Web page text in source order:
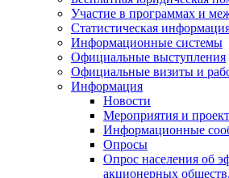
Участие в программах и
Статистическая
Информационные системы
Официальные выступления
Официальные визиты и
Информация
Новости
Мероприятия и
Информационные
Опросы
Опрос населения об
акционерных